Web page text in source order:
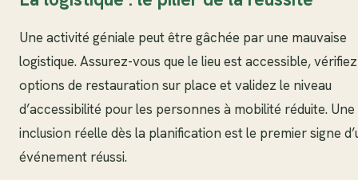
Une activité géniale peut être gâchée par une mauvaise
logistique. Assurez-vous que le lieu est accessible,
options de restauration sur place et validez le niveau
d’accessibilité pour les personnes à mobilité réduite. Une
inclusion réelle dès la planification est le premier signe
événement réussi.